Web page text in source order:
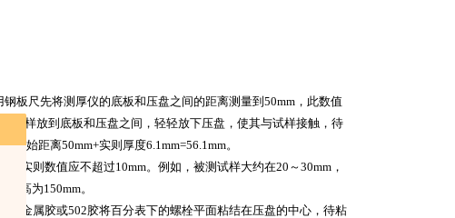
板尺先将测厚仪的底板和压盘之间的距离测量到50mm，此数值
试样放到底板和压盘之间，轻轻放下压盘，使其与试样接触，待
始距离50mm+实则厚度6.1mm=56.1mm。
实则数值应不超过10mm。例如，被测试样大约在20～30mm，
高为150mm。
金属胶或502胶将百分表下的螺栓平面粘结在压盘的中心，待粘